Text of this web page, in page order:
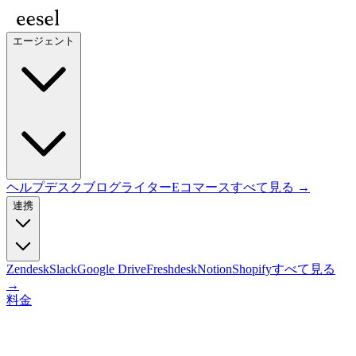
エージェント
ヘルプデスクブログライターEコマースすべて見る →
連携
ZendeskSlackGoogle DriveFreshdeskNotionShopifyすべて見る
→
料金